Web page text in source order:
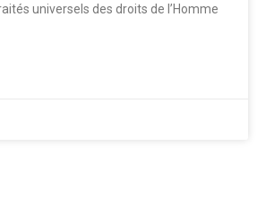
universels des droits de l’Homme